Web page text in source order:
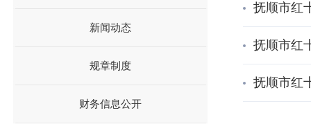
新闻动态
规章制度
财务信息公开
抚顺市红
抚顺市红
抚顺市红